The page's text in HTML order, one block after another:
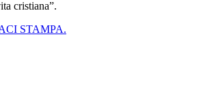
cristiana”.
STAMPA.